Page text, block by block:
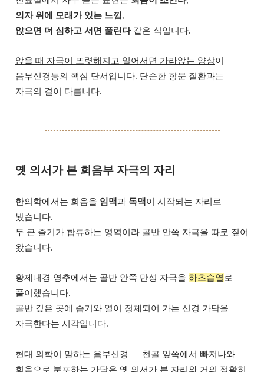
의자 위에 모래가 있는 느낌 ,
앉으면 더 심하고 서면 풀린다같은 식입니다.
앉을 때 자극이 또렷해지고 일어서면 가라앉는 양상이
음부신경통의 핵심 단서입니다. 단순한 항문 질환과는
자극의 결이 다릅니다.
옛 의서가 본 회음부 자극의 자리
한의학에서는 회음을 임맥과 독맥이 시작되는 자리로
봤습니다.
두 큰 줄기가 합류하는 영역이라 골반 안쪽 자극을 따로 짚어
왔습니다.
황제내경 영추에서는 골반 안쪽 만성 자극을 하초습열로
풀이했습니다.
골반 깊은 곳에 습기와 열이 정체되어 가는 신경 가닥을
자극한다는 시각입니다.
현대 의학이 말하는 음부신경 — 천골 앞쪽에서 빠져나와
회음으로 분포하는 가닥은 옛 의서가 본 자리와 거의 정확히